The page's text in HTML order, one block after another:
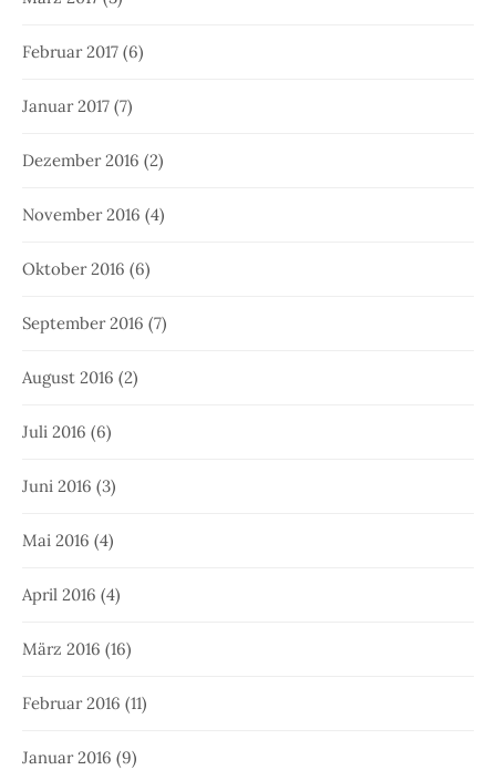
Februar 2017 (6)
Januar 2017 (7)
Dezember 2016 (2)
November 2016 (4)
Oktober 2016 (6)
September 2016 (7)
August 2016 (2)
Juli 2016 (6)
Juni 2016 (3)
Mai 2016 (4)
April 2016 (4)
März 2016 (16)
Februar 2016 (11)
Januar 2016 (9)